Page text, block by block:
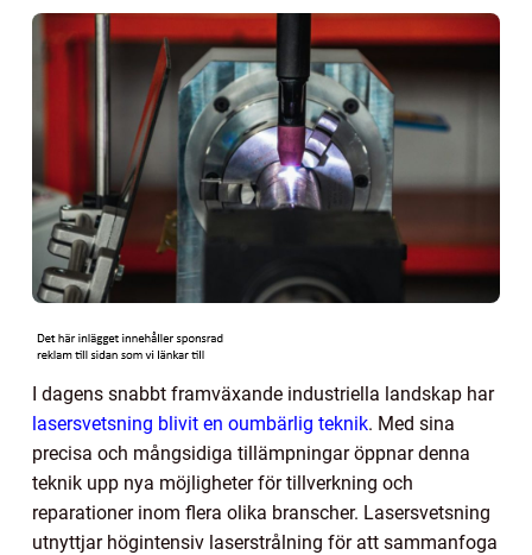
I dagens snabbt framväxande industriella landskap har
lasersvetsning blivit en oumbärlig teknik. Med sina
precisa och mångsidiga tillämpningar öppnar denna
teknik upp nya möjligheter för tillverkning och
reparationer inom flera olika branscher. Lasersvetsning
utnyttjar högintensiv laserstrålning för att sammanfoga